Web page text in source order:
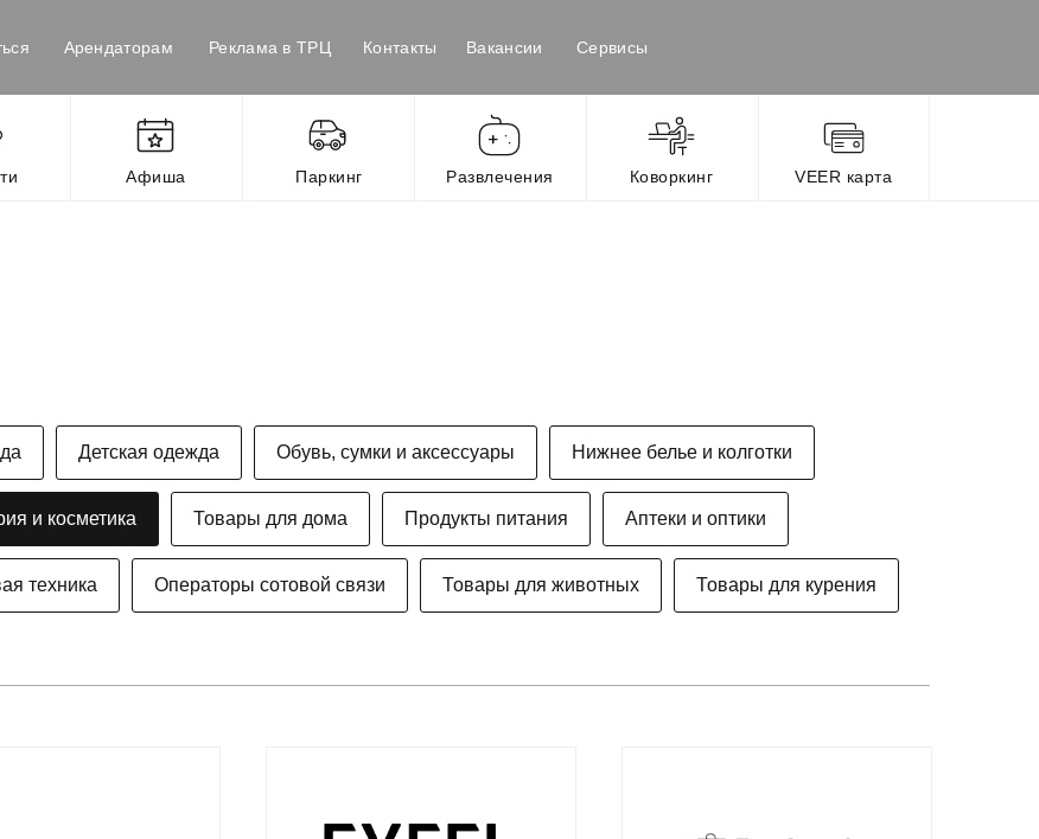
Паркинг Развлечения VEER карта
Арендаторам Контакты
Реклама в ТРЦ
Афиша Коворкинг
Сервисы
Вакансии
Детская одежда Обувь, сумки и аксессуары Нижнее белье и колготки
и косметика Товары для дома Продукты питания Аптеки и оптики
техника Операторы сотовой связи Товары для животных Товары для курения